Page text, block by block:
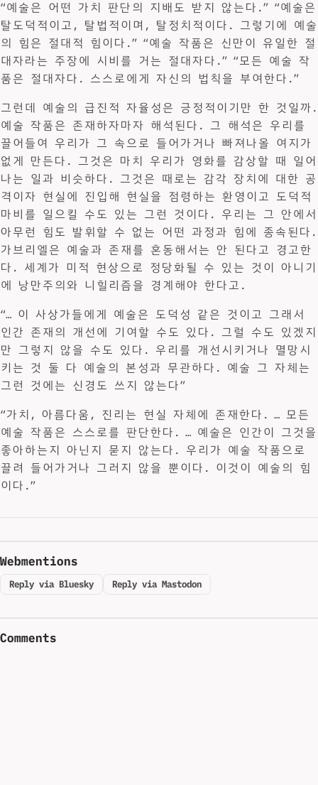
“예술은 어떤 가치 판단의 지배도 받지 않는다.” “예술은
탈도덕적이고, 탈법적이며, 탈정치적이다. 그렇기에 예술
의 힘은 절대적 힘이다.” “예술 작품은 신만이 유일한 절
대자라는 주장에 시비를 거는 절대자다.” “모든 예술 작
품은 절대자다. 스스로에게 자신의 법칙을 부여한다.”
그런데 예술의 급진적 자율성은 긍정적이기만 한 것일까.
예술 작품은 존재하자마자 해석된다. 그 해석은 우리를
끌어들여 우리가 그 속으로 들어가거나 빠져나올 여지가
없게 만든다. 그것은 마치 우리가 영화를 감상할 때 일어
나는 일과 비슷하다. 그것은 때로는 감각 장치에 대한 공
격이자 현실에 진입해 현실을 점령하는 환영이고 도덕적
마비를 일으킬 수도 있는 그런 것이다. 우리는 그 안에서
아무런 힘도 발휘할 수 없는 어떤 과정과 힘에 종속된다.
가브리엘은 예술과 존재를 혼동해서는 안 된다고 경고한
다. 세계가 미적 현상으로 정당화될 수 있는 것이 아니기
에 낭만주의와 니힐리즘을 경계해야 한다고.
“… 이 사상가들에게 예술은 도덕성 같은 것이고 그래서
인간 존재의 개선에 기여할 수도 있다. 그럴 수도 있겠지
만 그렇지 않을 수도 있다. 우리를 개선시키거나 멸망시
키는 것 둘 다 예술의 본성과 무관하다. 예술 그 자체는
그런 것에는 신경도 쓰지 않는다”
“가치, 아름다움, 진리는 현실 자체에 존재한다. … 모든
예술 작품은 스스로를 판단한다. … 예술은 인간이 그것을
좋아하는지 아닌지 묻지 않는다. 우리가 예술 작품으로
끌려 들어가거나 그러지 않을 뿐이다. 이것이 예술의 힘
이다.”
Webmentions
Reply via Bluesky Reply via Mastodon
Comments